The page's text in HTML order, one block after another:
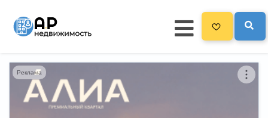
Главная
Все новостройки 3300
Реклама